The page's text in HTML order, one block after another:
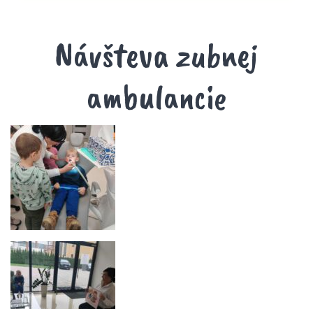
Návšteva zubnej
ambulancie